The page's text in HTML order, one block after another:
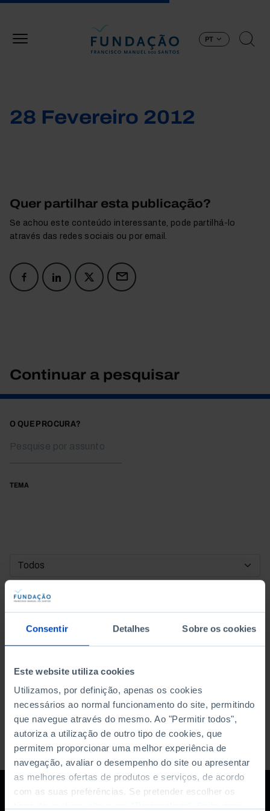
Consentir Detalhes Sobre os cookies
Este website utiliza cookies
Utilizamos, por definição, apenas os cookies
necessários ao normal funcionamento do site, permitindo
que navegue através do mesmo. Ao "Permitir todos",
autoriza a utilização de outro tipo de cookies, que
permitem proporcionar uma melhor experiência de
navegação, avaliar o desempenho do site ou apresentar
as melhores ofertas de produtos e serviços, de acordo
com as suas preferências. Se pretender escolher os
PT
28 Fevereiro 2012
Quer partilhar esta publicação?
Se achou este conteúdo interessante, pode partilhá-lo
através das redes sociais ou por email.
Continuar a pesquisar
O QUE PROCURA?
TEMA
DATA DE INÍCIO
DATA DE FIM